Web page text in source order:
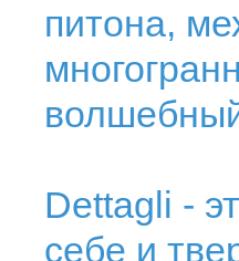
питона,
Dettagli -
себе и